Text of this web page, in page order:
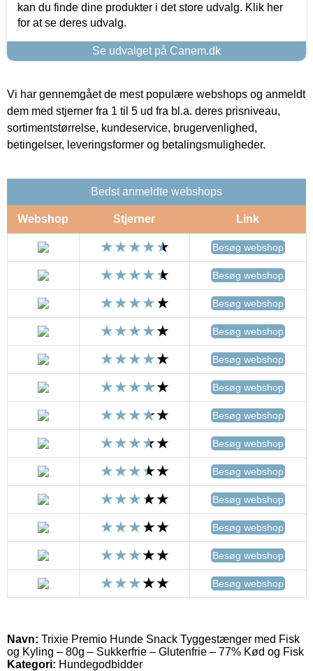
kan du finde dine produkter i det store udvalg. Klik her
for at se deres udvalg.
Se udvalget på Canem.dk
Vi har gennemgået de mest populære webshops og anmeldt
dem med stjerner fra 1 til 5 ud fra bl.a. deres prisniveau,
sortimentstørrelse, kundeservice, brugervenlighed,
betingelser, leveringsformer og betalingsmuligheder.
Bedst anmeldte webshops
Webshop Stjerner Link
Besøg webshop
Besøg webshop
Besøg webshop
Besøg webshop
Besøg webshop
Besøg webshop
Besøg webshop
Besøg webshop
Besøg webshop
Besøg webshop
Besøg webshop
Besøg webshop
Besøg webshop
Navn: Trixie Premio Hunde Snack Tyggestænger med Fisk
og Kyling – 80g – Sukkerfrie – Glutenfrie – 77% Kød og Fisk
Kategori: Hundegodbidder